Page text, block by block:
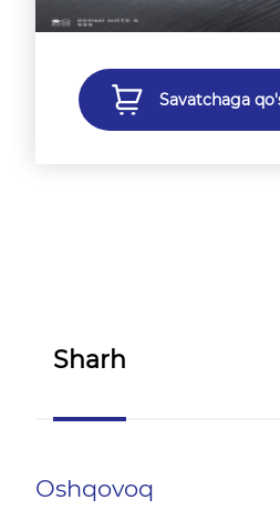
Savatchaga
Sharh
Oshqovoq